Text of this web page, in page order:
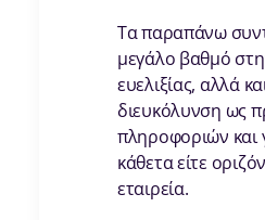
Τα παραπάνω
μεγάλο βαθμό
ευελιξίας, αλλά
διευκόλυνση ως
πληροφοριών και
κάθετα είτε
εταιρεία.